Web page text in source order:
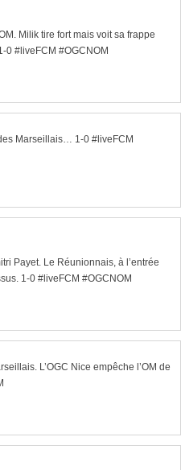
Milik tire fort mais voit sa frappe
0 #liveFCM #OGCNOM
Marseillais… 1-0 #liveFCM
Payet. Le Réunionnais, à l’entrée
1-0 #liveFCM #OGCNOM
L’OGC Nice empêche l’OM de